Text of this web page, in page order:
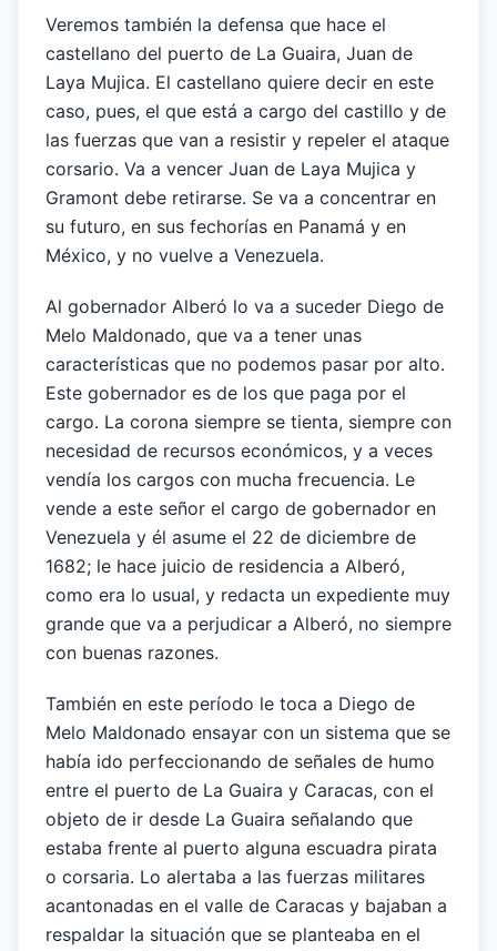
Veremos también la defensa que hace el
castellano del puerto de La Guaira, Juan de
Laya Mujica. El castellano quiere decir en este
caso, pues, el que está a cargo del castillo y de
las fuerzas que van a resistir y repeler el ataque
corsario. Va a vencer Juan de Laya Mujica y
Gramont debe retirarse. Se va a concentrar en
su futuro, en sus fechorías en Panamá y en
México, y no vuelve a Venezuela.
Al gobernador Alberó lo va a suceder Diego de
Melo Maldonado, que va a tener unas
características que no podemos pasar por alto.
Este gobernador es de los que paga por el
cargo. La corona siempre se tienta, siempre con
necesidad de recursos económicos, y a veces
vendía los cargos con mucha frecuencia. Le
vende a este señor el cargo de gobernador en
Venezuela y él asume el 22 de diciembre de
1682; le hace juicio de residencia a Alberó,
como era lo usual, y redacta un expediente muy
grande que va a perjudicar a Alberó, no siempre
con buenas razones.
También en este período le toca a Diego de
Melo Maldonado ensayar con un sistema que se
había ido perfeccionando de señales de humo
entre el puerto de La Guaira y Caracas, con el
objeto de ir desde La Guaira señalando que
estaba frente al puerto alguna escuadra pirata
o corsaria. Lo alertaba a las fuerzas militares
acantonadas en el valle de Caracas y bajaban a
respaldar la situación que se planteaba en el